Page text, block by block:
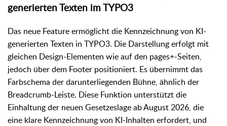
generierten Texten im TYPO3
Das neue Feature ermöglicht die Kennzeichnung von KI-
generierten Texten in TYPO3. Die Darstellung erfolgt mit
gleichen Design-Elementen wie auf den pages+-Seiten,
jedoch über dem Footer positioniert. Es übernimmt das
Farbschema der darunterliegenden Bühne, ähnlich der
Breadcrumb-Leiste. Diese Funktion unterstützt die
Einhaltung der neuen Gesetzeslage ab August 2026, die
eine klare Kennzeichnung von KI-Inhalten erfordert, und